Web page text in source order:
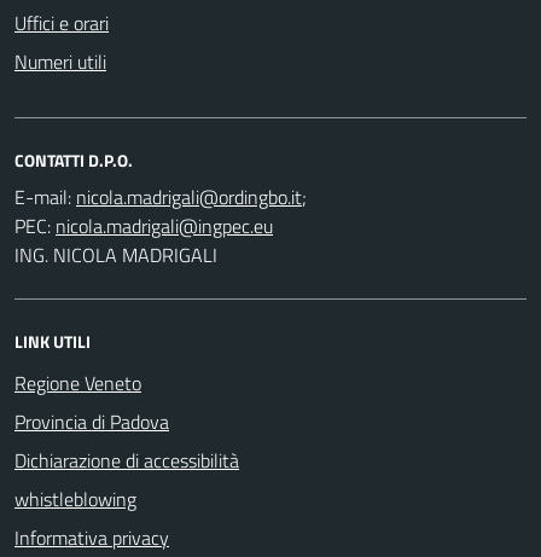
Uffici e orari
Numeri utili
CONTATTI D.P.O.
E-mail:
;
PEC:
ING. NICOLA MADRIGALI
LINK UTILI
Regione Veneto
Provincia di Padova
Dichiarazione di accessibilità
whistleblowing
Informativa privacy